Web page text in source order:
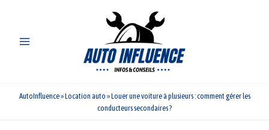
AutoInfluence»Location auto »Louer une voiture à plusieurs : comment gérer les
conducteurs secondaires ?